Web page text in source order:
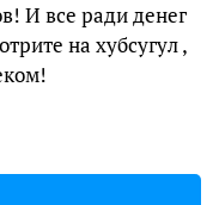
И все ради денег
на хубсугул ,